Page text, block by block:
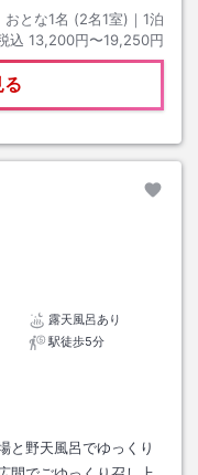
おとな1名 (2名1室)｜ 1泊
込 13,200円〜19,250円
露天風呂あり
駅徒歩5分
と野天風呂でゆっくり